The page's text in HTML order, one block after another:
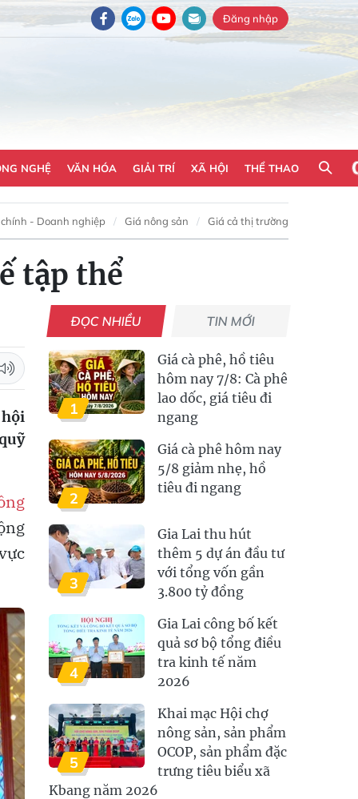
Đăng nhập
NGHỆ VĂN HÓA GIẢI TRÍ XÃ HỘI THỂ THAO
- Doanh nghiệp Giá nông sản Giá cả thị trường
tập thể
ĐỌC NHIỀU TIN MỚI
1
Giá cà phê, hồ tiêu
hôm nay 7/8: Cà phê
lao dốc, giá tiêu đi
ngang
2
Giá cà phê hôm nay
5/8 giảm nhẹ, hồ
tiêu đi ngang
3
Gia Lai thu hút
thêm 5 dự án đầu tư
với tổng vốn gần
3.800 tỷ đồng
4
Gia Lai công bố kết
quả sơ bộ tổng điều
tra kinh tế năm
2026
5
Khai mạc Hội chợ
nông sản, sản phẩm
OCOP, sản phẩm đặc
trưng tiêu biểu xã
Kbang năm 2026